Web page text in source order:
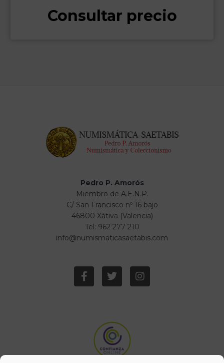
Consultar precio
Pedro P. Amorós
Miembro de A.E.N.P.
C/ San Francisco nº 16 bajo
46800 Xàtiva (Valencia)
Tel: 962 277 210
info@numismaticasaetabis.com